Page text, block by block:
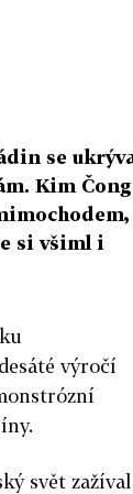
se
Kim
si všiml i
výročí
svět zažíval